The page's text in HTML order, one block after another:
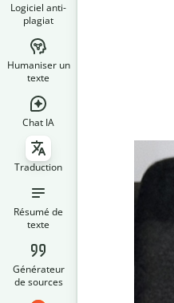
Logiciel anti-
plagiat
Humaniser un
texte
Chat IA
Traduction
Résumé de
texte
Générateur
de sources